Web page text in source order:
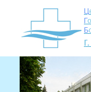
Ц
Г
Б